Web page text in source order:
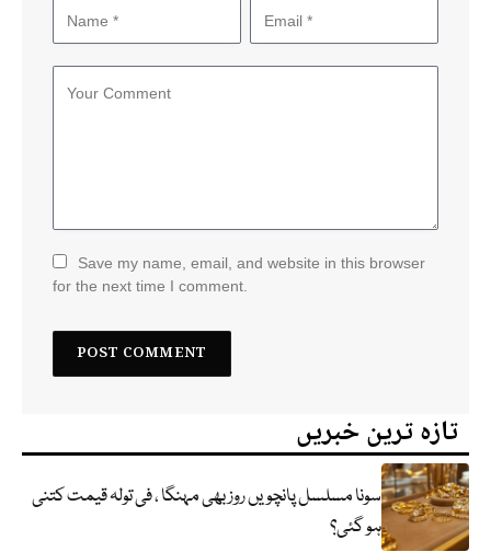
Save my name, email, and website in this browser
for the next time I comment.
تازہ ترین خبریں
سونا مسلسل پانچویں روز بھی مہنگا ، فی تولہ قیمت کتنی
ہو گئی؟